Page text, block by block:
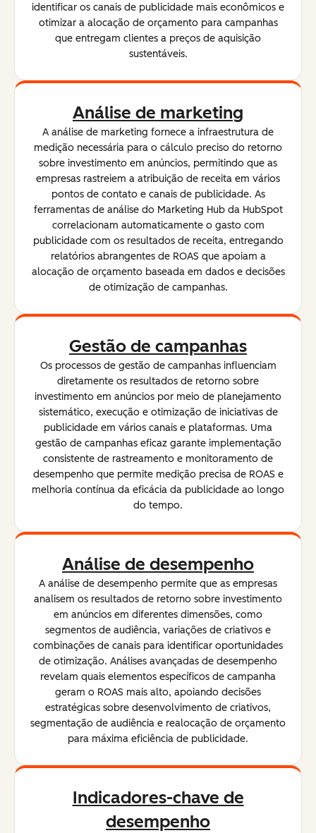
identificar os canais de publicidade mais econômicos e
otimizar a alocação de orçamento para campanhas
que entregam clientes a preços de aquisição
sustentáveis.
Análise de marketing
A análise de marketing fornece a infraestrutura de
medição necessária para o cálculo preciso do retorno
sobre investimento em anúncios, permitindo que as
empresas rastreiem a atribuição de receita em vários
pontos de contato e canais de publicidade. As
ferramentas de análise do Marketing Hub da HubSpot
correlacionam automaticamente o gasto com
publicidade com os resultados de receita, entregando
relatórios abrangentes de ROAS que apoiam a
alocação de orçamento baseada em dados e decisões
de otimização de campanhas.
Gestão de campanhas
Os processos de gestão de campanhas influenciam
diretamente os resultados de retorno sobre
investimento em anúncios por meio de planejamento
sistemático, execução e otimização de iniciativas de
publicidade em vários canais e plataformas. Uma
gestão de campanhas eficaz garante implementação
consistente de rastreamento e monitoramento de
desempenho que permite medição precisa de ROAS e
melhoria contínua da eficácia da publicidade ao longo
do tempo.
Análise de desempenho
A análise de desempenho permite que as empresas
analisem os resultados de retorno sobre investimento
em anúncios em diferentes dimensões, como
segmentos de audiência, variações de criativos e
combinações de canais para identificar oportunidades
de otimização. Análises avançadas de desempenho
revelam quais elementos específicos de campanha
geram o ROAS mais alto, apoiando decisões
estratégicas sobre desenvolvimento de criativos,
segmentação de audiência e realocação de orçamento
para máxima eficiência de publicidade.
Indicadores-chave de
desempenho